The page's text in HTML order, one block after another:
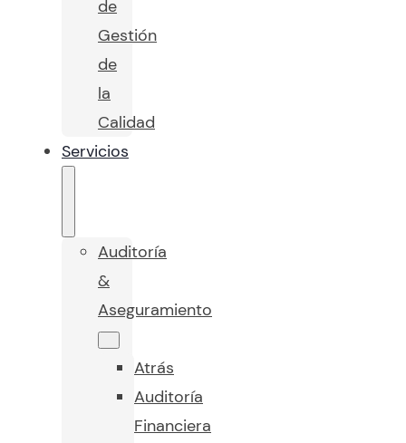
de
Gestión
de
la
Calidad
Servicios
Auditoría
&
Aseguramiento
Atrás
Auditoría
Financiera